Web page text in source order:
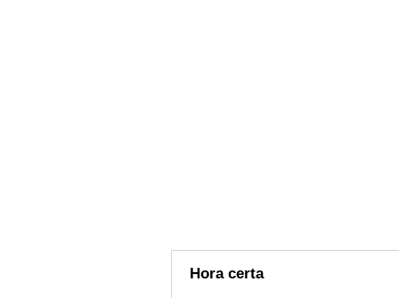
Hora certa